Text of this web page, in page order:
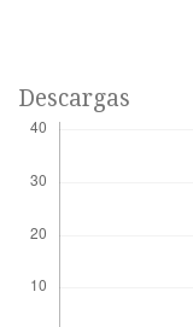
Descargas